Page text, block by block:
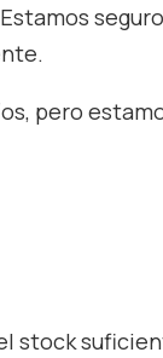
pero
stock